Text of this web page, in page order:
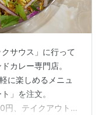
サウス」に行って
カレー専門店。
に楽しめるメニュ
」を注文。
、テイクアウトメ